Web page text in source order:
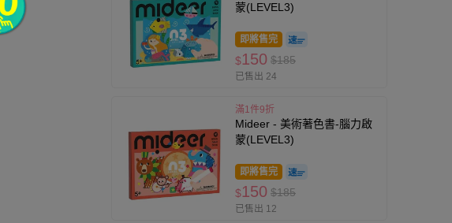
蒙(LEVEL3)
即將售完
$150 $185
已售出 24
滿1件9折
Mideer - 美術著色書-腦力啟
蒙(LEVEL3)
即將售完
$150 $185
已售出 12